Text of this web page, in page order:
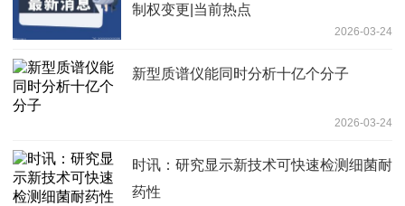
制权变更|当前热点
2026-03-24
新型质谱仪能同时分析十亿个分子
2026-03-24
时讯：研究显示新技术可快速检测细菌耐
药性